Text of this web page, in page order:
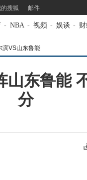
搜狐 邮件
- NBA - 视频 - 娱谈 -
滨VS山东鲁能
山东鲁能
分